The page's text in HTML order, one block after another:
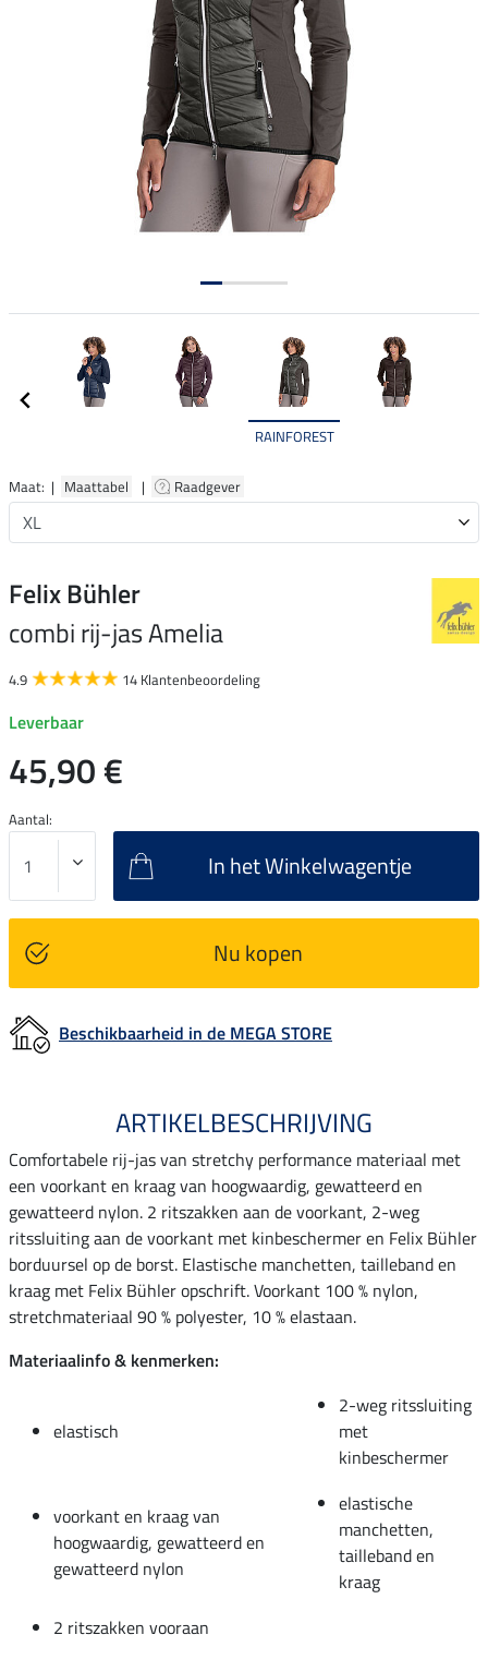
RAINFOREST
Maat: | Maattabel | Raadgever
Felix Bühler
combi rij-jas Amelia
4.9 14 Klantenbeoordeling
Leverbaar
45,90 €
Aantal:
In het Winkelwagentje
Nu kopen
Beschikbaarheid in de MEGA STORE
ARTIKELBESCHRIJVING
Comfortabele rij-jas van stretchy performance materiaal met
een voorkant en kraag van hoogwaardig, gewatteerd en
gewatteerd nylon. 2 ritszakken aan de voorkant, 2-weg
ritssluiting aan de voorkant met kinbeschermer en Felix Bühler
borduursel op de borst. Elastische manchetten, tailleband en
kraag met Felix Bühler opschrift. Voorkant 100 % nylon,
stretchmateriaal 90 % polyester, 10 % elastaan.
Materiaalinfo & kenmerken:
elastisch
2-weg ritssluiting
met
kinbeschermer
voorkant en kraag van
hoogwaardig, gewatteerd en
gewatteerd nylon
elastische
manchetten,
tailleband en
kraag
2 ritszakken vooraan